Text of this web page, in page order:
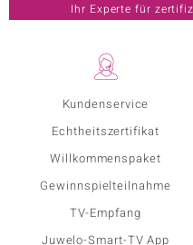
Kundenservice
Echtheitszertifikat
Willkommenspaket
Gewinnspielteilnahme
TV-Empfang
Juwelo-Smart-TV App
Ihr Experte für